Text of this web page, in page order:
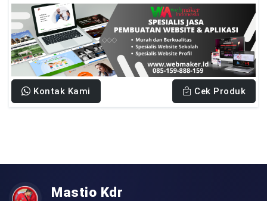
Kontak Kami Cek Produk
Mastio Kdr